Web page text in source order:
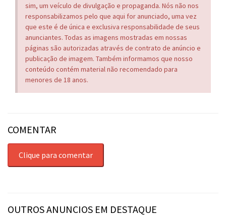
sim, um veículo de divulgação e propaganda. Nós não nos
responsabilizamos pelo que aqui for anunciado, uma vez
que este é de única e exclusiva responsabilidade de seus
anunciantes. Todas as imagens mostradas em nossas
páginas são autorizadas através de contrato de anúncio e
publicação de imagem. Também informamos que nosso
conteúdo contém material não recomendado para
menores de 18 anos.
COMENTAR
Clique para comentar
OUTROS ANUNCIOS EM DESTAQUE